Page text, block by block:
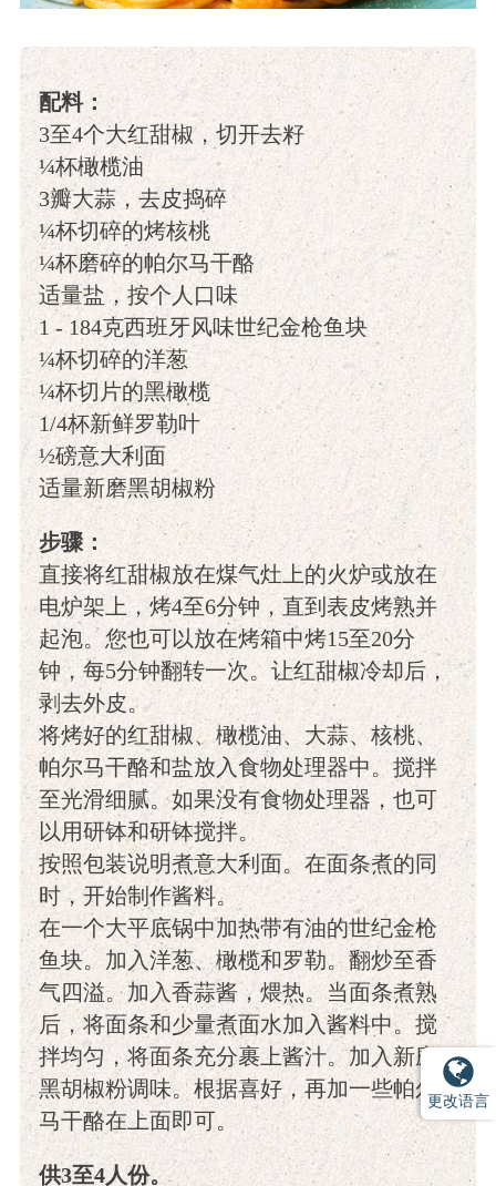
配料：
3至4个大红甜椒，切开去籽
¼杯橄榄油
3瓣大蒜，去皮捣碎
¼杯切碎的烤核桃
¼杯磨碎的帕尔马干酪
适量盐，按个人口味
1 - 184克西班牙风味世纪金枪鱼块
¼杯切碎的洋葱
¼杯切片的黑橄榄
1/4杯新鲜罗勒叶
½磅意大利面
适量新磨黑胡椒粉
步骤：
直接将红甜椒放在煤气灶上的火炉或放在
电炉架上，烤4至6分钟，直到表皮烤熟并
起泡。您也可以放在烤箱中烤15至20分
钟，每5分钟翻转一次。让红甜椒冷却后，
剥去外皮。
将烤好的红甜椒、橄榄油、大蒜、核桃、
帕尔马干酪和盐放入食物处理器中。搅拌
至光滑细腻。如果没有食物处理器，也可
以用研钵和研钵搅拌。
按照包装说明煮意大利面。在面条煮的同
时，开始制作酱料。
在一个大平底锅中加热带有油的世纪金枪
鱼块。加入洋葱、橄榄和罗勒。翻炒至香
气四溢。加入香蒜酱，煨热。当面条煮熟
后，将面条和少量煮面水加入酱料中。搅
拌均匀，将面条充分裹上酱汁。加入新磨
黑胡椒粉调味。根据喜好，再加一些帕尔
马干酪在上面即可。
供3至4人份。
更改语言